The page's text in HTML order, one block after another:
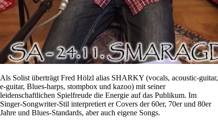
Als Solist überträgt Fred Hölzl alias SHARKY (vocals, acoustic-guitar,
e-guitar, Blues-harps, stompbox und kazoo) mit seiner
leidenschaftlichen Spielfreude die Energie auf das Publikum. Im
Singer-Songwriter-Stil interpretiert er Covers der 60er, 70er und 80er
Jahre und Blues-Standards, aber auch eigene Songs.